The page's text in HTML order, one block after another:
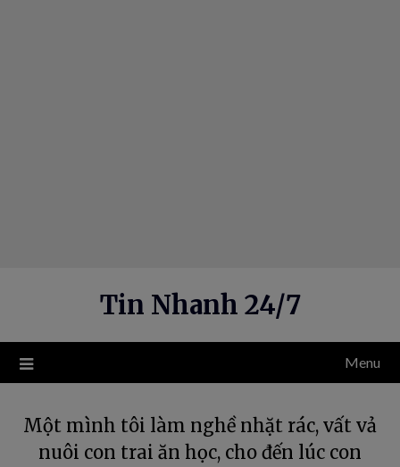
Tin Nhanh 24/7
Menu
Một mình tôi làm nghề nhặt rác, vất vả
nuôi con trai ăn học, cho đến lúc con